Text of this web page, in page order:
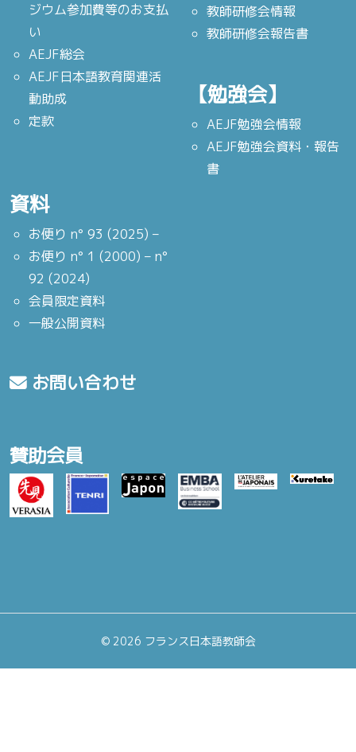
ジウム参加費等のお支払
い
AEJF総会
AEJF日本語教育関連活
動助成
定款
教師研修会情報
教師研修会報告書
【勉強会】
AEJF勉強会情報
AEJF勉強会資料・報告
書
資料
お便り n° 93 (2025) –
お便り n° 1 (2000) – n°
92 (2024)
会員限定資料
一般公開資料
お問い合わせ
賛助会員
©2026 フランス日本語教師会